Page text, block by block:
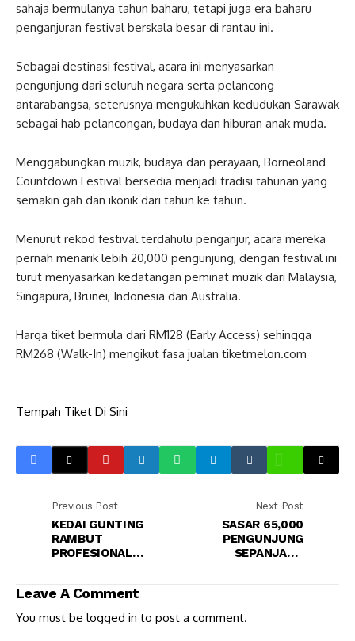
sahaja bermulanya tahun baharu, tetapi juga era baharu
penganjuran festival berskala besar di rantau ini.
Sebagai destinasi festival, acara ini menyasarkan
pengunjung dari seluruh negara serta pelancong
antarabangsa, seterusnya mengukuhkan kedudukan Sarawak
sebagai hab pelancongan, budaya dan hiburan anak muda.
Menggabungkan muzik, budaya dan perayaan, Borneoland
Countdown Festival bersedia menjadi tradisi tahunan yang
semakin gah dan ikonik dari tahun ke tahun.
Menurut rekod festival terdahulu penganjur, acara mereka
pernah menarik lebih 20,000 pengunjung, dengan festival ini
turut menyasarkan kedatangan peminat muzik dari Malaysia,
Singapura, Brunei, Indonesia dan Australia.
Harga tiket bermula dari RM128 (Early Access) sehingga
RM268 (Walk-In) mengikut fasa jualan tiketmelon.com
Tempah Tiket Di Sini
Previous Post
KEDAI GUNTING
RAMBUT
PROFESIONAL
Next Post
SASAR 65,000
PENGUNJUNG
SEPANJANG
Leave A Comment
You must be logged in to post a comment.